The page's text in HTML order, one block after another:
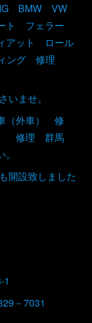
BMW VW
ト フェラー
アット ロール
ング 修理
ませ。
（外車） 修
） 修理 群馬
開設致しました
1
－7031